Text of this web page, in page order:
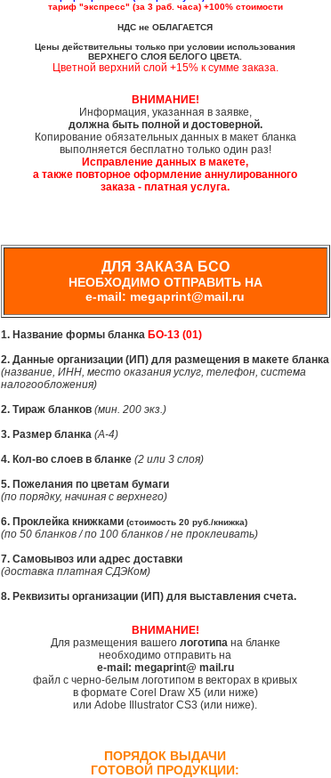
тариф "экспресс" (за 3 раб. часа) +100% стоимости
НДС не ОБЛАГАЕТСЯ
Цены действительны только при условии использования
ВЕРХНЕГО СЛОЯ БЕЛОГО ЦВЕТА.
Цветной верхний слой +15% к сумме заказа.
ВНИМАНИЕ!
Информация, указанная в заявке,
должна быть полной и достоверной.
Копирование обязательных данных в макет бланка
выполняется бесплатно только один раз!
Исправление данных в макете,
а также повторное оформление аннулированного
заказа - платная услуга.
ДЛЯ ЗАКАЗА БСО
НЕОБХОДИМО ОТПРАВИТЬ НА
e-mail: megaprint@mail.ru
1. Название формы бланка БО-13 (01)
2. Данные организации (ИП) для размещения в макете бланка
(название, ИНН, место оказания услуг, телефон, система
налогообложения)
2. Тираж бланков (мин. 200 экз.)
3. Размер бланка (А-4)
4. Кол-во слоев в бланке (2 или 3 слоя)
5. Пожелания по цветам бумаги
(по порядку, начиная с верхнего)
6. Проклейка книжками (стоимость 20 руб./книжка)
(по 50 бланков / по 100 бланков / не проклеивать)
7. Самовывоз или адрес доставки
(доставка платная СДЭКом)
8. Реквизиты организации (ИП) для выставления счета.
ВНИМАНИЕ!
Для размещения вашего логотипа на бланке
необходимо отправить на
e-mail: megaprint@ mail.ru
файл с черно-белым логотипом в векторах в кривых
в формате Corel Draw X5 (или ниже)
или Adobe Illustrator CS3 (или ниже).
ПОРЯДОК ВЫДАЧИ
ГОТОВОЙ ПРОДУКЦИИ: